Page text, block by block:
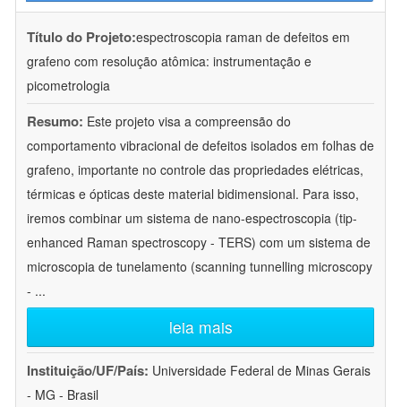
Título do Projeto:espectroscopia raman de defeitos em
grafeno com resolução atômica: instrumentação e
picometrologia
Resumo: Este projeto visa a compreensão do
comportamento vibracional de defeitos isolados em folhas de
grafeno, importante no controle das propriedades elétricas,
térmicas e ópticas deste material bidimensional. Para isso,
iremos combinar um sistema de nano-espectroscopia (tip-
enhanced Raman spectroscopy - TERS) com um sistema de
microscopia de tunelamento (scanning tunnelling microscopy
- ...
leia mais
Instituição/UF/País: Universidade Federal de Minas Gerais
- MG - Brasil